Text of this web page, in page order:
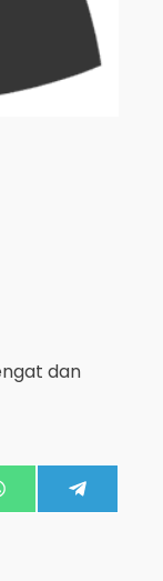
dan
Share
on
WhatsApp
on